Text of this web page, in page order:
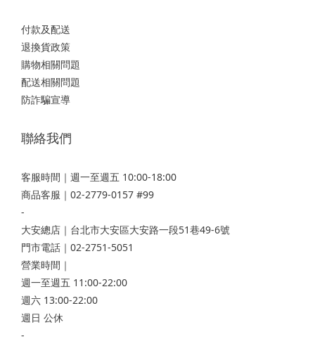
付款及配送
退換貨政策
購物相關問題
配送相關問題
防詐騙宣導
聯絡我們
客服時間｜週一至週五 10:00-18:00
商品客服｜02-2779-0157 #99
-
大安總店 ｜台北市大安區大安路一段51巷49-6號
門市電話｜02-2751-5051
營業時間｜
週一至週五 11:00-22:00
週六 13:00-22:00
週日 公休
-